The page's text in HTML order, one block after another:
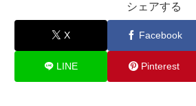
シェアする
X Facebook
LINE Pinterest